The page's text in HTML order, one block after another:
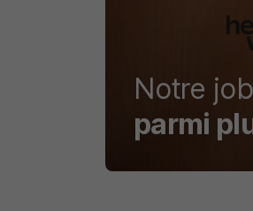
Notre
parmi